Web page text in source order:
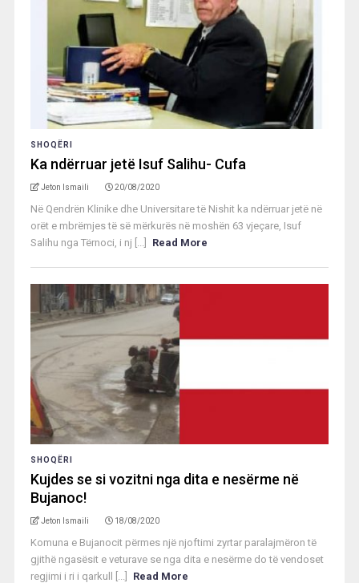
SHOQËRI
Ka ndërruar jetë Isuf Salihu- Cufa
Jeton Ismaili 20/08/2020
Në Qendrën Klinike dhe Universitare të Nishit ka ndërruar jetë në
orët e mbrëmjes të së mërkurës në moshën 63 vjeçare, Isuf
Salihu nga Tërnoci, i nj [...]
Read More
SHOQËRI
Kujdes se si vozitni nga dita e nesërme në
Bujanoc!
Jeton Ismaili 18/08/2020
Komuna e Bujanocit përmes një njoftimi zyrtar paralajmëron të
gjithë ngasësit e veturave se nga dita e nesërme do të vendoset
regjimi i ri i qarkull [...]
Read More